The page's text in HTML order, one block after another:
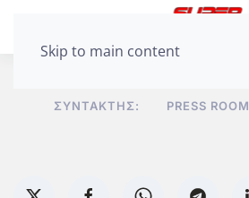
Skip to main content
ΣΥΝΤΆΚΤΗΣ: PRESS ROOM